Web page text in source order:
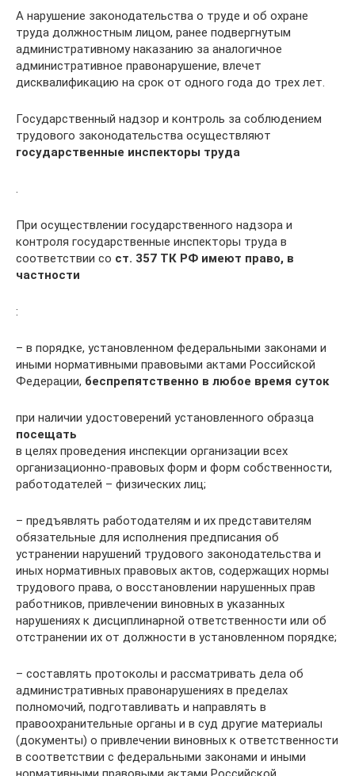
А нарушение законодательства о труде и об охране
труда должностным лицом, ранее подвергнутым
административному наказанию за аналогичное
административное правонарушение, влечет
дисквалификацию на срок от одного года до трех лет.
Государственный надзор и контроль за соблюдением
трудового законодательства осуществляют
государственные инспекторы труда
При осуществлении государственного надзора и
контроля государственные инспекторы труда в
соответствии со ст. 357 ТК РФ имеют право, в
частности
:
– в порядке, установленном федеральными законами и
иными нормативными правовыми актами Российской
Федерации, беспрепятственно в любое время суток
при наличии удостоверений установленного образца
посещать
в целях проведения инспекции организации всех
организационно-правовых форм и форм собственности,
работодателей – физических лиц;
– предъявлять работодателям и их представителям
обязательные для исполнения предписания об
устранении нарушений трудового законодательства и
иных нормативных правовых актов, содержащих нормы
трудового права, о восстановлении нарушенных прав
работников, привлечении виновных в указанных
нарушениях к дисциплинарной ответственности или об
отстранении их от должности в установленном порядке;
– составлять протоколы и рассматривать дела об
административных правонарушениях в пределах
полномочий, подготавливать и направлять в
правоохранительные органы и в суд другие материалы
(документы) о привлечении виновных к ответственности
в соответствии с федеральными законами и иными